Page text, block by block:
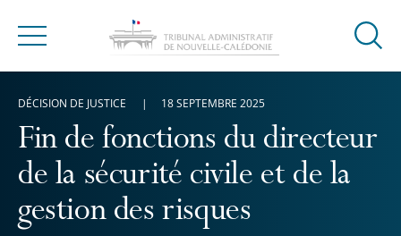
Menu
Ouvrir
Fin de fonctions du directeur
de la sécurité civile et de la
gestion des risques
DÉCISION DE JUSTICE 18 SEPTEMBRE 2025